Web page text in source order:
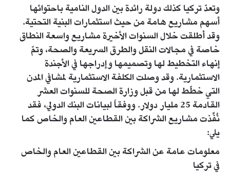
وتعدّ تركيا كذلك دولة رائدة بين الدول النامية باحتوائها
أسهم مشاريع هامة من حيث استثمارات البنية التحتية.
وقد أطلقت خلال السنوات الأخيرة مشاريع واسعة النطاق
خاصة في مجالات النقل والطرق السريعة والصحة، وتمّ
إنهاء التخطيط لها وتصميمها وإدراجها في الأجندة
الاستثمارية. وقد وصلت الكلفة الاستثمارية لمشافي المدن
التي خطّط لها من قبل وزارة الصحة للسنوات العشر
القادمة 25 مليار دولار. ووفقاً لبيانات البنك الدولي، فقد
نُفِّذت مشاريع الشراكة بين القطاعين العام والخاص كما
يلي:
معلومات عامة عن الشراكة بين القطاعين العام والخاص
في تركيا